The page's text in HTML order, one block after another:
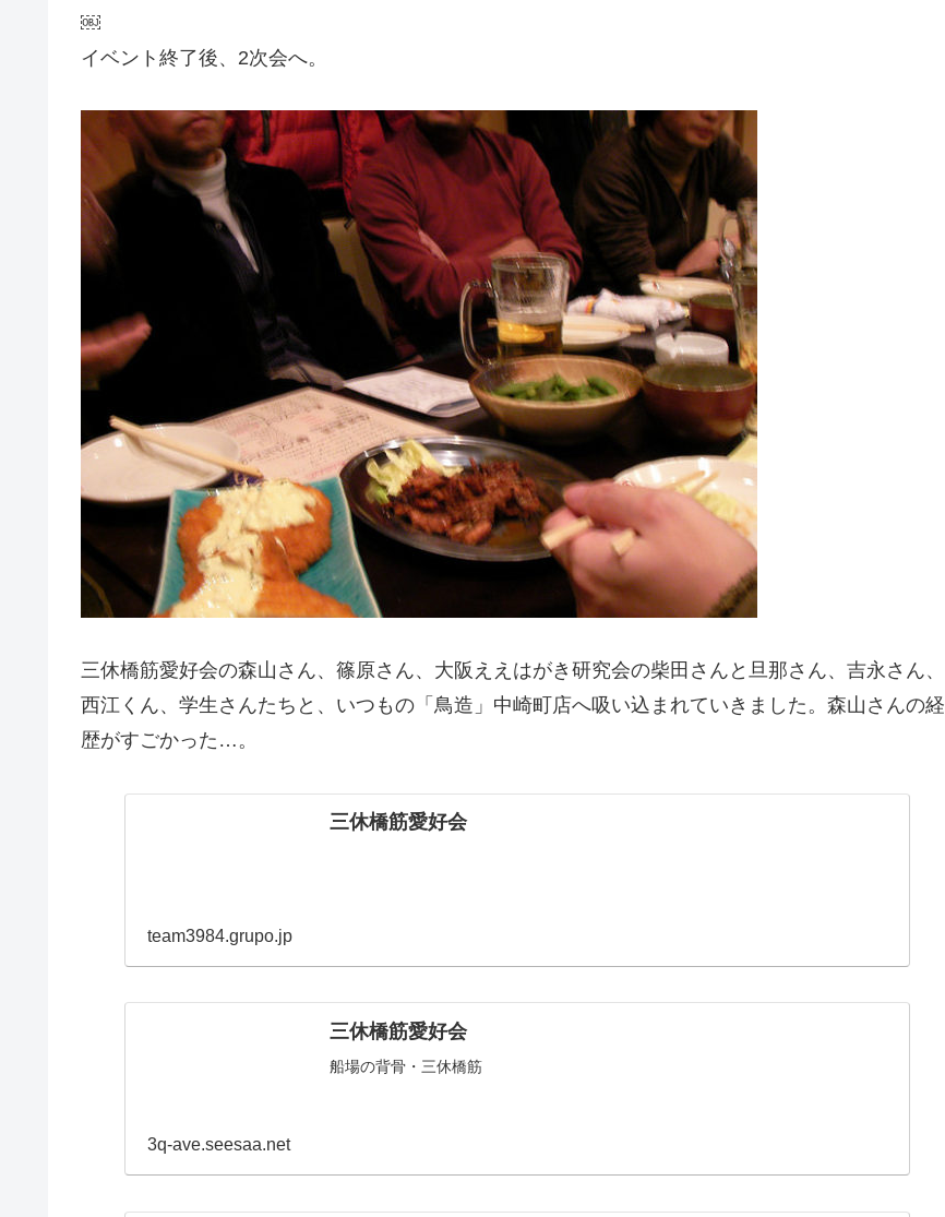
￼
イベント終了後、2次会へ。
三休橋筋愛好会の森山さん、篠原さん、大阪ええはがき研究会の柴田さんと旦那さん、吉永さん、
西江くん、学生さんたちと、いつもの「鳥造」中崎町店へ吸い込まれていきました。森山さんの経
歴がすごかった…。
三休橋筋愛好会
team3984.grupo.jp
三休橋筋愛好会
船場の背骨・三休橋筋
3q-ave.seesaa.net